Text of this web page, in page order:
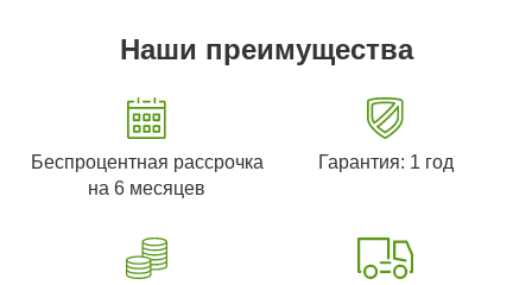
Наши преимущества
Беспроцентная рассрочка
на 6 месяцев
Гарантия: 1 год